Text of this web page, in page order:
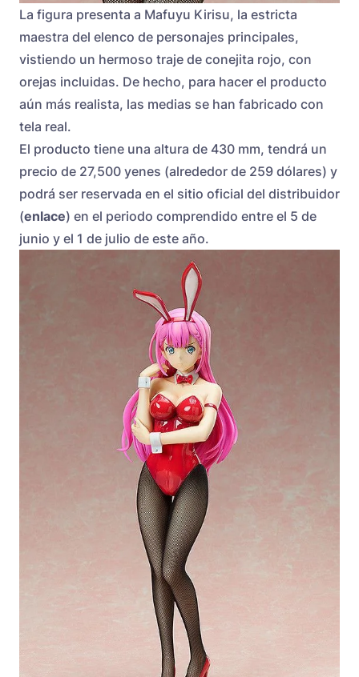
La figura presenta a Mafuyu Kirisu, la estricta
maestra del elenco de personajes principales,
vistiendo un hermoso traje de conejita rojo, con
orejas incluidas. De hecho, para hacer el producto
aún más realista, las medias se han fabricado con
tela real.
El producto tiene una altura de 430 mm, tendrá un
precio de 27,500 yenes (alrededor de 259 dólares) y
podrá ser reservada en el sitio oficial del distribuidor
(enlace) en el periodo comprendido entre el 5 de
junio y el 1 de julio de este año.